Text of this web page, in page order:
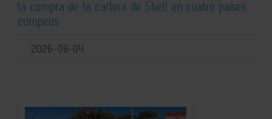
la compra de la cartera de Shell en cuatro países
europeos
2026-08-04